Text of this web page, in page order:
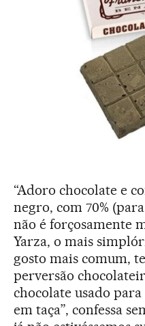
“Adoro chocolate e
negro, com 70%
não é forçosamente
Yarza, o mais
gosto mais comum,
perversão
chocolate usado
em taça”, confessa